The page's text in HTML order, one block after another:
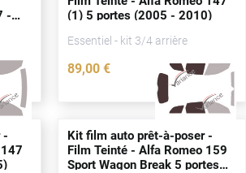
-
(1) 5portes (2005 - 2010)
Essentiel - kit 3/4 arrière
89,00 €
0040-ALF
-
Kit film auto prêt-à-poser -
Film Teinté - Alfa Romeo 159
Sport Wagon Break 5portes